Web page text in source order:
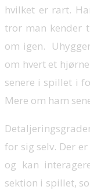
hvilket er rart.
tror man kender
om igen.
om hvert et
senere i spillet i
Mere om ham
for sig selv. Der
og kan
sektion i spillet,